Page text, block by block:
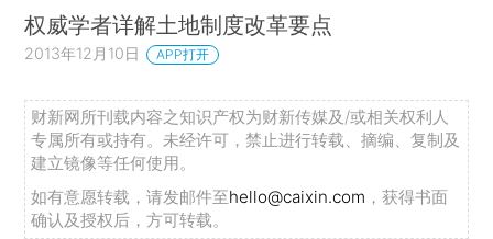
权威学者详解土地制度改革要点
2013年12月10日 APP打开
财新网所刊载内容之知识产权为财新传媒及/或相关权利人
专属所有或持有。未经许可，禁止进行转载、摘编、复制及
建立镜像等任何使用。
如有意愿转载，请发邮件至hello@caixin.com ，获得书面
确认及授权后，方可转载。